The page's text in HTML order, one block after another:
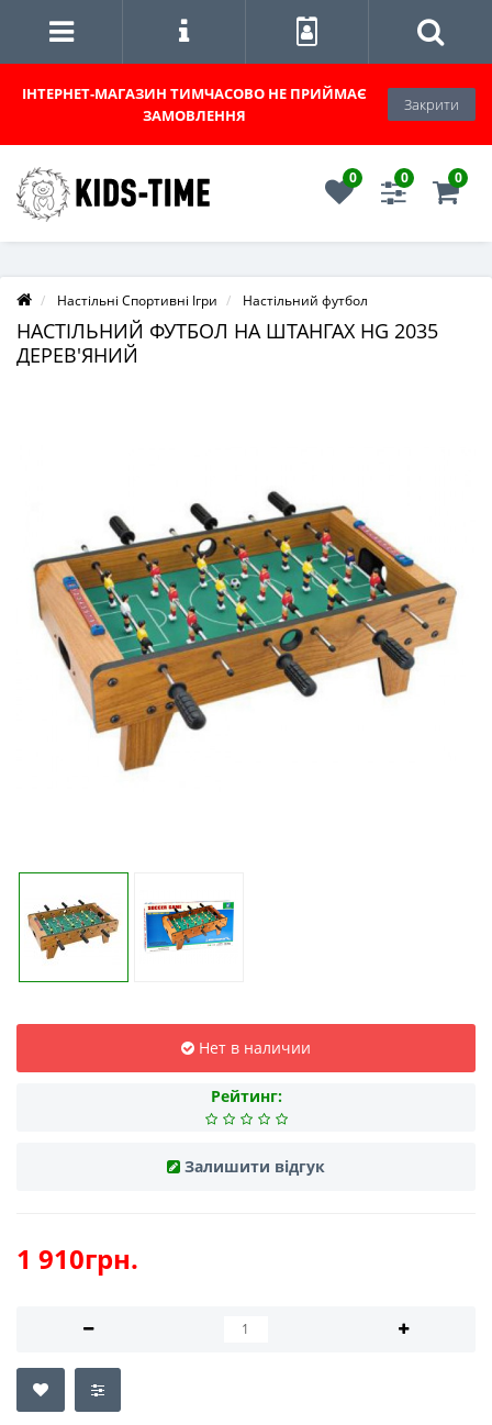
ІНТЕРНЕТ-МАГАЗИН ТИМЧАСОВО НЕ ПРИЙМАЄ
ЗАМОВЛЕННЯ
Закрити
0 0 0
Настільні Спортивні Ігри Настільний футбол
НАСТІЛЬНИЙ ФУТБОЛ НА ШТАНГАХ HG 2035
ДЕРЕВ'ЯНИЙ
Нет в наличии
Рейтинг:
Залишити відгук
1 910грн.